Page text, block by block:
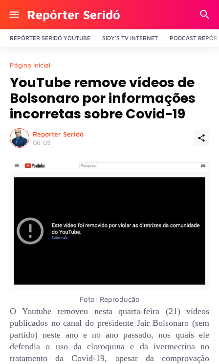
Repórter Seridó
REPÓRTER SERIDÓ YOUTUBE SIDY'S TV INTERNET PODCAST
Página inicial
YouTube remove vídeos de
Bolsonaro por informações
incorretas sobre Covid-19
Repórter Seridó
06:05
Foto: Reprodução
O Youtube removeu nesta quarta-feira (21) vídeos
publicados no canal do presidente Jair Bolsonaro (sem
partido) neste ano e no ano passado, nos quais ele
defendia o uso da cloroquina e da ivermectina no
tratamento da Covid-19, apesar da comprovação